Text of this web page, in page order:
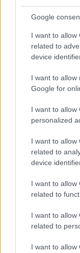
Google
I want to allow
related to
device
I want to allow
Google for
I want to allow
personalized
I want to allow
related to
device
I want to allow
related to
I want to allow
related to
I want to allow
Cómo la crisis de
Lucía Herrera · 7 Ago 2026